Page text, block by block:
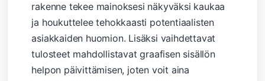
rakenne tekee mainoksesi näkyväksi kaukaa
ja houkuttelee tehokkaasti potentiaalisten
asiakkaiden huomion. Lisäksi vaihdettavat
tulosteet mahdollistavat graafisen sisällön
helpon päivittämisen, joten voit aina